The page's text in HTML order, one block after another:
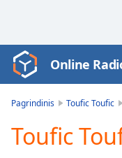
Video
Player
Play
Video
Online
Pagrindinis Toufic Toufic
Toufic